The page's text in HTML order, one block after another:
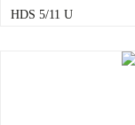
HDS 5/11 U